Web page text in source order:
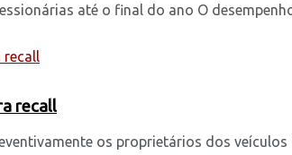
até o final do ano O
recall
os proprietários dos